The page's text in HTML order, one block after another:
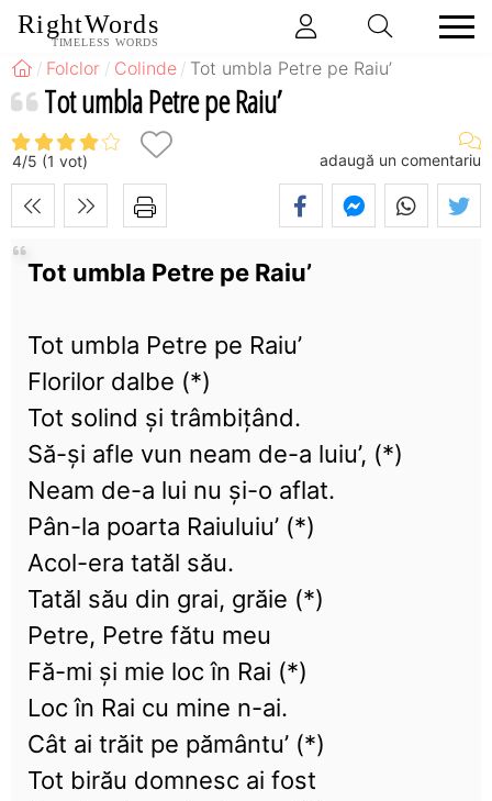
RightWords
TIMELESS WORDS
Folclor Colinde Tot umbla Petre pe Raiu’
Tot umbla Petre pe Raiu’
4/5 (1 vot) adaugă un comentariu
Tot umbla Petre pe Raiu’
Tot umbla Petre pe Raiu’
Florilor dalbe (*)
Tot solind şi trâmbiţând.
Să-şi afle vun neam de-a luiu’, (*)
Neam de-a lui nu şi-o aflat.
Pân-la poarta Raiuluiu’ (*)
Acol-era tatăl său.
Tatăl său din grai, grăie (*)
Petre, Petre fătu meu
Fă-mi şi mie loc în Rai (*)
Loc în Rai cu mine n-ai.
Cât ai trăit pe pământu’ (*)
Tot birău domnesc ai fost